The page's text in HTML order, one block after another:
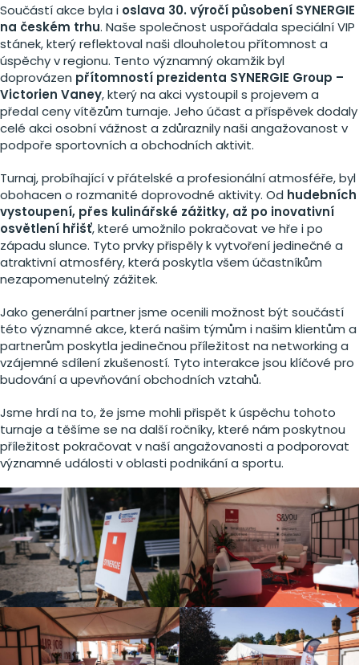
Součástí akce byla i oslava 30. výročí působení SYNERGIE
na českém trhu. Naše společnost uspořádala speciální VIP
stánek, který reflektoval naši dlouholetou přítomnost a
úspěchy v regionu. Tento významný okamžik byl
doprovázen přítomností prezidenta SYNERGIE Group –
Victorien Vaney, který na akci vystoupil s projevem a
předal ceny vítězům turnaje. Jeho účast a příspěvek dodaly
celé akci osobní vážnost a zdůraznily naši angažovanost v
podpoře sportovních a obchodních aktivit.
Turnaj, probíhající v přátelské a profesionální atmosféře, byl
obohacen o rozmanité doprovodné aktivity. Od hudebních
vystoupení, přes kulinářské zážitky, až po inovativní
osvětlení hřišť, které umožnilo pokračovat ve hře i po
západu slunce. Tyto prvky přispěly k vytvoření jedinečné a
atraktivní atmosféry, která poskytla všem účastníkům
nezapomenutelný zážitek.
Jako generální partner jsme ocenili možnost být součástí
této významné akce, která našim týmům i našim klientům a
partnerům poskytla jedinečnou příležitost na networking a
vzájemné sdílení zkušeností. Tyto interakce jsou klíčové pro
budování a upevňování obchodních vztahů.
Jsme hrdí na to, že jsme mohli přispět k úspěchu tohoto
turnaje a těšíme se na další ročníky, které nám poskytnou
příležitost pokračovat v naší angažovanosti a podporovat
významné události v oblasti podnikání a sportu.